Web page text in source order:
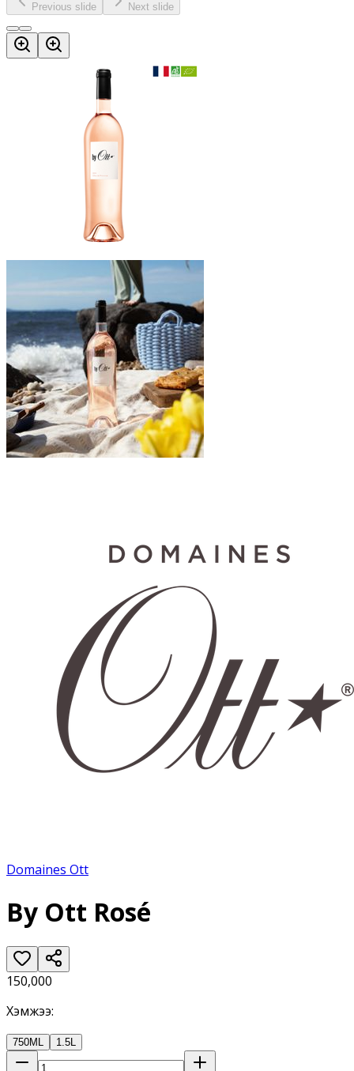
Previous slide Next slide
Domaines Ott
By Ott Rosé
150,000
Хэмжээ:
750ML 1.5L